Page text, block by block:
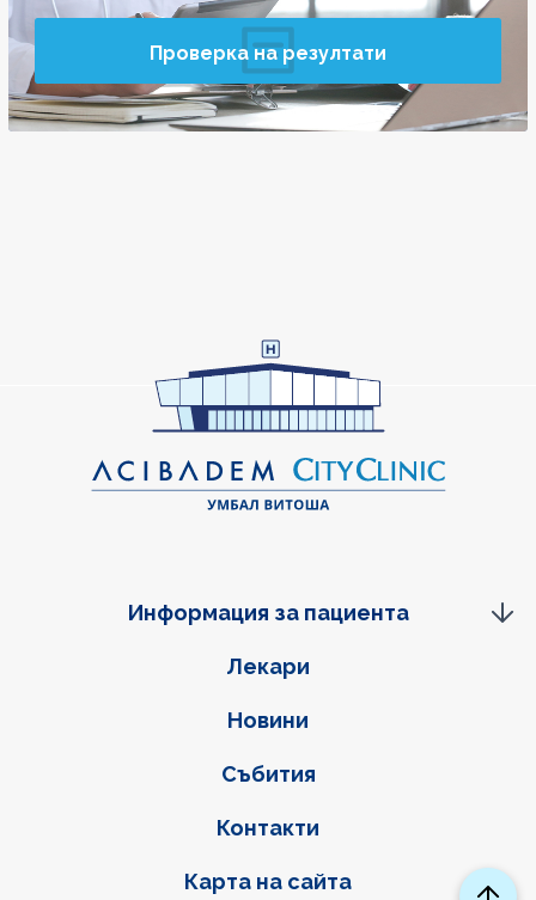
Проверка на резултати
Фуутер навигация
Лекари
Новини
Събития
Контакти
Карта на сайта
Информация за пациента